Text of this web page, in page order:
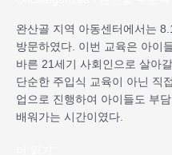
완산골 지역 아동센터에서는
방문하였다. 이번 교육은 아이
바른 21세기 사회인으로 살아
단순한 주입식 교육이 아닌 직
업으로 진행하여 아이들도 부
배워가는 시간이였다.
성
문
화
를
세
우